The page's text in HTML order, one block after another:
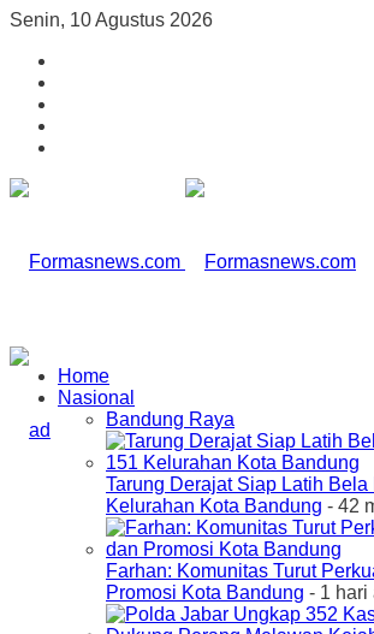
Senin, 10 Agustus 2026
Home
Nasional
Bandung Raya
Tarung Derajat Siap Latih
Kelurahan Kota Bandung - 42
Farhan: Komunitas Turut
Promosi Kota Bandung - 1 hari